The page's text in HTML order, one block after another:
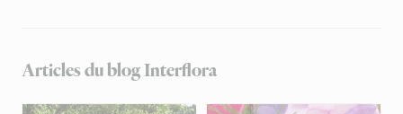
Articles du blog Interflora